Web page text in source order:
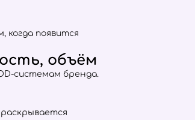
когда появится
объём
системам бренда.